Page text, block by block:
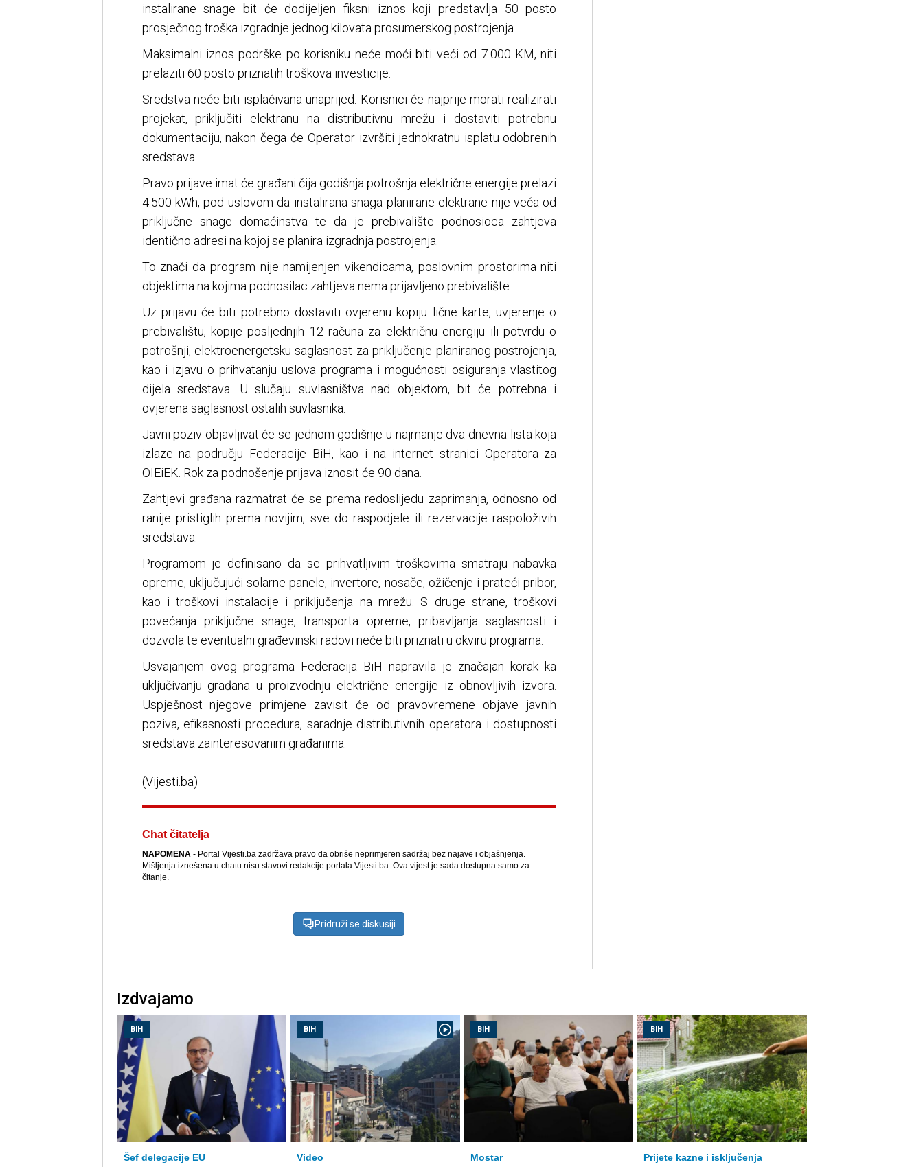
instalirane snage bit će dodijeljen fiksni iznos koji predstavlja 50 posto
prosječnog troška izgradnje jednog kilovata prosumerskog postrojenja.
Maksimalni iznos podrške po korisniku neće moći biti veći od 7.000 KM, niti
prelaziti 60 posto priznatih troškova investicije.
Sredstva neće biti isplaćivana unaprijed. Korisnici će najprije morati realizirati
projekat, priključiti elektranu na distributivnu mrežu i dostaviti potrebnu
dokumentaciju, nakon čega će Operator izvršiti jednokratnu isplatu odobrenih
sredstava.
Pravo prijave imat će građani čija godišnja potrošnja električne energije prelazi
4.500 kWh, pod uslovom da instalirana snaga planirane elektrane nije veća od
priključne snage domaćinstva te da je prebivalište podnosioca zahtjeva
identično adresi na kojoj se planira izgradnja postrojenja.
To znači da program nije namijenjen vikendicama, poslovnim prostorima niti
objektima na kojima podnosilac zahtjeva nema prijavljeno prebivalište.
Uz prijavu će biti potrebno dostaviti ovjerenu kopiju lične karte, uvjerenje o
prebivalištu, kopije posljednjih 12 računa za električnu energiju ili potvrdu o
potrošnji, elektroenergetsku saglasnost za priključenje planiranog postrojenja,
kao i izjavu o prihvatanju uslova programa i mogućnosti osiguranja vlastitog
dijela sredstava. U slučaju suvlasništva nad objektom, bit će potrebna i
ovjerena saglasnost ostalih suvlasnika.
Javni poziv objavljivat će se jednom godišnje u najmanje dva dnevna lista koja
izlaze na području Federacije BiH, kao i na internet stranici Operatora za
OIEiEK. Rok za podnošenje prijava iznosit će 90 dana.
Zahtjevi građana razmatrat će se prema redoslijedu zaprimanja, odnosno od
ranije pristiglih prema novijim, sve do raspodjele ili rezervacije raspoloživih
sredstava.
Programom je definisano da se prihvatljivim troškovima smatraju nabavka
opreme, uključujući solarne panele, invertore, nosače, ožičenje i prateći pribor,
kao i troškovi instalacije i priključenja na mrežu. S druge strane, troškovi
povećanja priključne snage, transporta opreme, pribavljanja saglasnosti i
dozvola te eventualni građevinski radovi neće biti priznati u okviru programa.
Usvajanjem ovog programa Federacija BiH napravila je značajan korak ka
uključivanju građana u proizvodnju električne energije iz obnovljivih izvora.
Uspješnost njegove primjene zavisit će od pravovremene objave javnih
poziva, efikasnosti procedura, saradnje distributivnih operatora i dostupnosti
sredstava zainteresovanim građanima.
(Vijesti.ba)
Chat čitatelja
NAPOMENA- Portal Vijesti.ba zadržava pravo da obriše neprimjeren sadržaj bez najave i objašnjenja.
Mišljenja iznešena u chatu nisu stavovi redakcije portala Vijesti.ba. Ova vijest je sada dostupna samo za
čitanje.
Pridruži se diskusiji
Izdvajamo
BIH
Šef delegacije EU
BIH
Video
BIH
Mostar
BIH
Prijete kazne i isključenja